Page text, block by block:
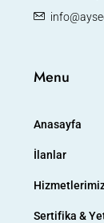
Menu
Anasayfa
İlanlar
Sertifika &